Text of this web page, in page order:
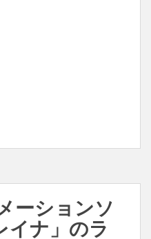
ーションソ
イナ」のラ